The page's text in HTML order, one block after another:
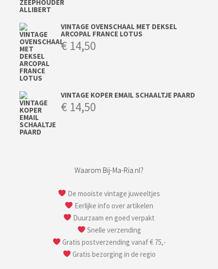
VINTAGE OVENSCHAAL MET DEKSEL
ARCOPAL FRANCE LOTUS
€ 14,50
VINTAGE KOPER EMAIL SCHAALTJE PAARD
€ 14,50
Waarom Bij-Ma-Ria.nl?
De mooiste vintage juweeltjes
Eerlijke info over artikelen
Duurzaam en goed verpakt
Snelle verzending
Gratis postverzending vanaf € 75,-
Gratis bezorging in de regio